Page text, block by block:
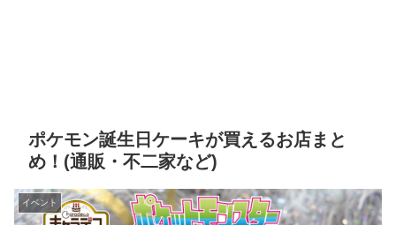
ポケモン誕生日ケーキが買えるお店まと
め！(通販・不二家など)
イベント